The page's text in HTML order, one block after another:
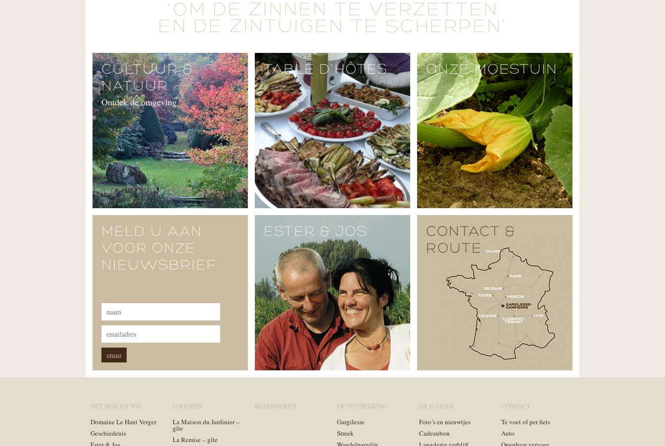
'OM DE ZINNEN TE VERZETTEN
EN DE ZINTUIGEN TE SCHERPEN'
CULTUUR &
NATUUR
Ontdek de omgeving
TABLE D'HÔTES ONZE MOESTUIN
MELD U AAN
VOOR ONZE
NIEUWSBRIEF
ESTER & JOS
CONTACT &
ROUTE
HET HUIS EN WIJ
Domaine Le Haut Verger
Geschiedenis
LOGEREN
La Maison du Jardinier –
gîte
La Remise – gîte
RESERVEREN
OP ONTDEKKING
Gargilesse
Streek
ER IS MEER . . .
Foto’s en nieuwtjes
Cadeaubon
CONTACT
Te voet of per fiets
Auto